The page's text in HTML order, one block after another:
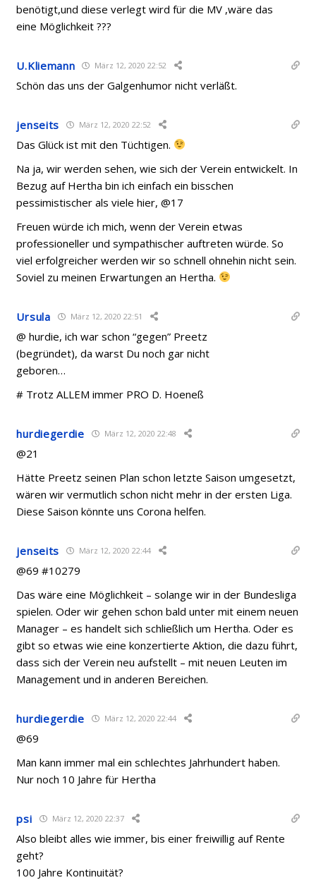
benötigt,und diese verlegt wird für die MV ,wäre das
eine Möglichkeit ???
U.Kliemann März 12, 2020 22:52
Schön das uns der Galgenhumor nicht verläßt.
jenseits März 12, 2020 22:52
Das Glück ist mit den Tüchtigen.
Na ja, wir werden sehen, wie sich der Verein entwickelt. In
Bezug auf Hertha bin ich einfach ein bisschen
pessimistischer als viele hier, @17
Freuen würde ich mich, wenn der Verein etwas
professioneller und sympathischer auftreten würde. So
viel erfolgreicher werden wir so schnell ohnehin nicht sein.
Soviel zu meinen Erwartungen an Hertha.
Ursula März 12, 2020 22:51
@ hurdie, ich war schon “gegen” Preetz
(begründet), da warst Du noch gar nicht
geboren…
# Trotz ALLEM immer PRO D. Hoeneß
hurdiegerdie März 12, 2020 22:48
@21
Hätte Preetz seinen Plan schon letzte Saison umgesetzt,
wären wir vermutlich schon nicht mehr in der ersten Liga.
Diese Saison könnte uns Corona helfen.
jenseits März 12, 2020 22:44
@69 #10279
Das wäre eine Möglichkeit – solange wir in der Bundesliga
spielen. Oder wir gehen schon bald unter mit einem neuen
Manager – es handelt sich schließlich um Hertha. Oder es
gibt so etwas wie eine konzertierte Aktion, die dazu führt,
dass sich der Verein neu aufstellt – mit neuen Leuten im
Management und in anderen Bereichen.
hurdiegerdie März 12, 2020 22:44
@69
Man kann immer mal ein schlechtes Jahrhundert haben.
Nur noch 10 Jahre für Hertha
psi März 12, 2020 22:37
Also bleibt alles wie immer, bis einer freiwillig auf Rente
geht?
100 Jahre Kontinuität?